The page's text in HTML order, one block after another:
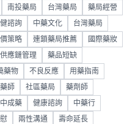
南投藥局 台灣藥局 藥局經營
諮詢 中藥文化 台灣藥局
策略 連鎖藥局推薦 國際藥妝
供應鏈管理 藥品短缺
藥物 不良反應 用藥指南
師 社區藥局 藥劑師
中成藥 健康諮詢 中藥行
兩性溝通 壽命延長